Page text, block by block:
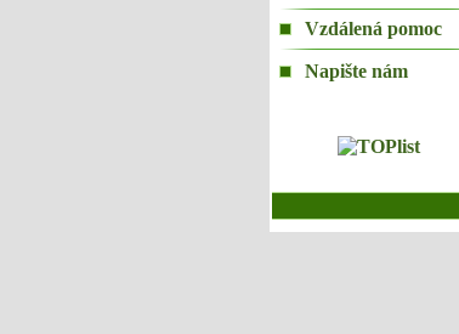
Vzdálená pomoc
Napište nám